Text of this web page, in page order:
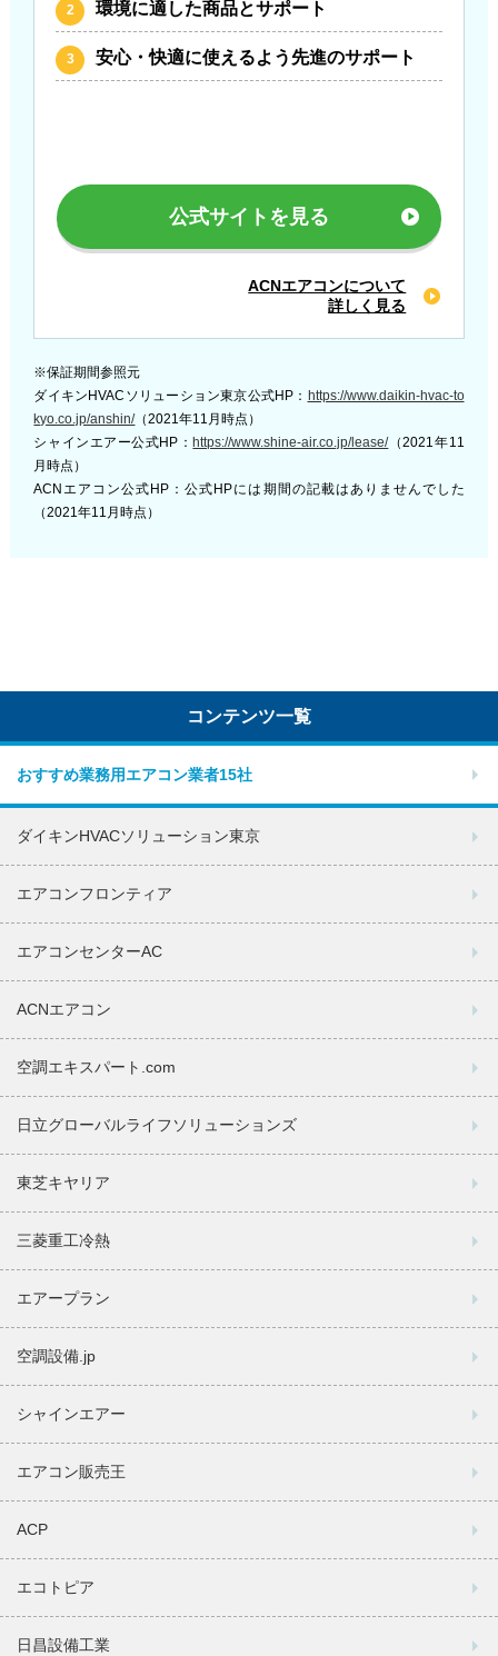
環境に適した商品とサポート
安心・快適に使えるよう先進のサポート
公式サイトを見る
ACNエアコンについて
詳しく見る
※保証期間参照元
ダイキンHVACソリューション東京公式HP： https://www.daikin-hvac-to
kyo.co.jp/anshin/（2021年11月時点）
シャインエアー公式HP： https://www.shine-air.co.jp/lease/（2021年11
月時点）
ACNエアコン公式HP：公式HPには期間の記載はありませんでした
（2021年11月時点）
コンテンツ一覧
おすすめ業務用エアコン業者15社
ダイキンHVACソリューション東京
エアコンフロンティア
エアコンセンターAC
ACNエアコン
空調エキスパート.com
日立グローバルライフソリューションズ
東芝キヤリア
三菱重工冷熱
エアープラン
空調設備.jp
シャインエアー
エアコン販売王
ACP
エコトピア
日昌設備工業